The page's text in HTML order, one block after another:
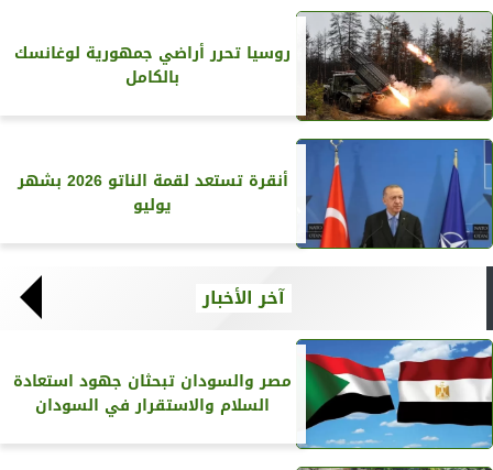
روسيا تحرر أراضي جمهورية لوغانسك
بالكامل
أنقرة تستعد لقمة الناتو 2026 بشهر
يوليو
آخر الأخبار
مصر والسودان تبحثان جهود استعادة
السلام والاستقرار في السودان